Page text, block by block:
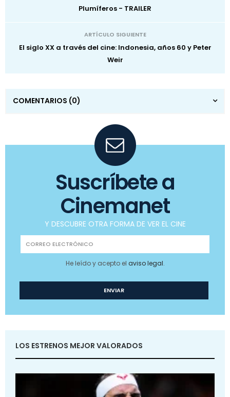
Plumíferos - TRAILER
ARTÍCULO SIGUIENTE
El siglo XX a través del cine: Indonesia, años 60 y Peter
Weir
COMENTARIOS (0)
Suscríbete a
Cinemanet
Y DESCUBRE OTRA FORMA DE VER EL CINE
He leído y acepto el aviso legal.
LOS ESTRENOS MEJOR VALORADOS